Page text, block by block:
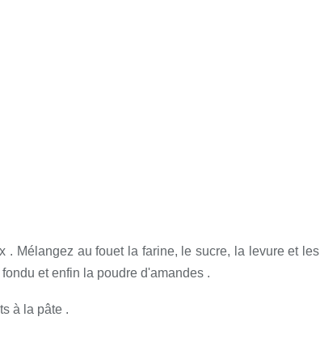
. Mélangez au fouet la farine, le sucre, la levure et les
et enfin la poudre d'amandes .
à la pâte .